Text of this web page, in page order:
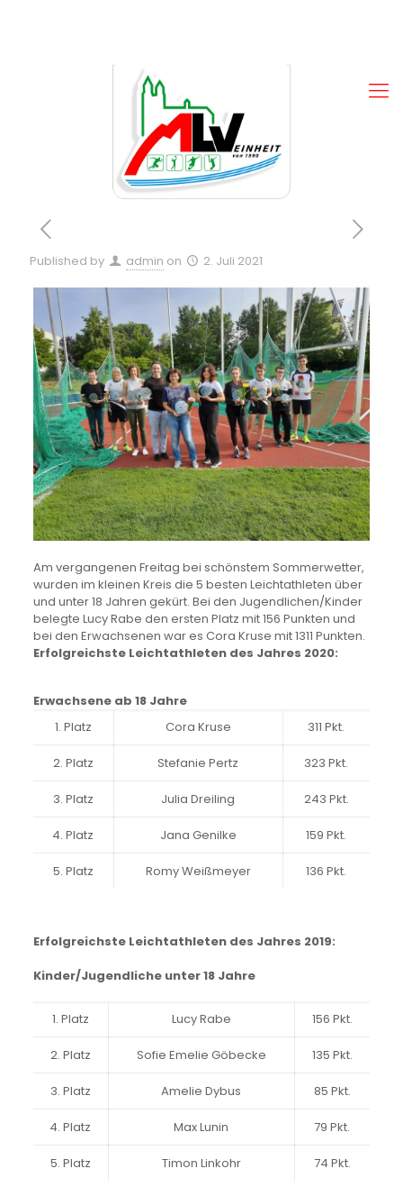
Published by admin on 2. Juli 2021
Am vergangenen Freitag bei schönstem Sommerwetter,
wurden im kleinen Kreis die 5 besten Leichtathleten über
und unter 18 Jahren gekürt. Bei den Jugendlichen/Kinder
belegte Lucy Rabe den ersten Platz mit 156 Punkten und
bei den Erwachsenen war es Cora Kruse mit 1311 Punkten.
Erfolgreichste Leichtathleten des Jahres 2020:
Erwachsene ab 18 Jahre
1. Platz
Cora Kruse 311 Pkt.
2. Platz Stefanie Pertz 323 Pkt.
3. Platz Julia Dreiling 243 Pkt.
4. Platz Jana Genilke 159 Pkt.
5. Platz Romy Weißmeyer 136 Pkt.
Erfolgreichste Leichtathleten des Jahres 2019:
Kinder/Jugendliche unter 18 Jahre
1. Platz Lucy Rabe 156 Pkt.
2. Platz Sofie Emelie Göbecke 135 Pkt.
3. Platz Amelie Dybus 85 Pkt.
4. Platz Max Lunin 79 Pkt.
5. Platz Timon Linkohr 74 Pkt.